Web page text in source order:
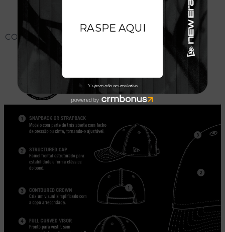
CONHEÇA O MODELO DO BONÉ